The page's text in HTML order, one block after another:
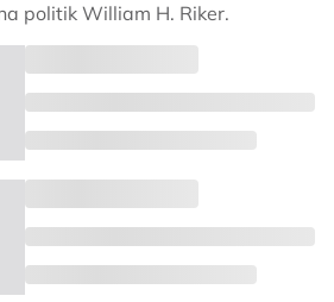
politik William H. Riker.